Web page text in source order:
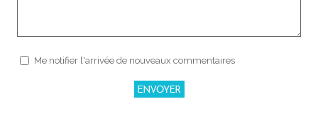
Me notifier l'arrivée de nouveaux commentaires